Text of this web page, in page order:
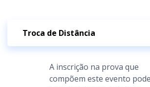
Troca de Distância
A inscrição na prova que
compõem este evento